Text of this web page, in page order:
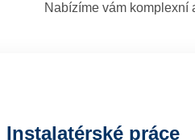
Nabízíme vám komplexní
Instalatérské práce